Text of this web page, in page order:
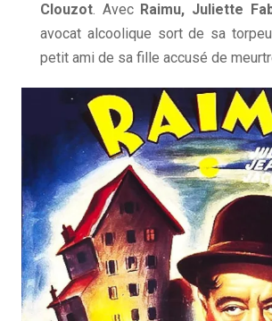
Clouzot. Avec Raimu, Juliette
avocat alcoolique sort de sa
petit ami de sa fille accusé de